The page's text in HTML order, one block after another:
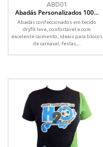
ABD01
Abadás Personalizados 100%
Sublimados em Dry Fit
Abadás confeccionados em tecido
dryfit leve, confortável e com
excelente caimento, ideais para blocos
de carnaval, festas,...